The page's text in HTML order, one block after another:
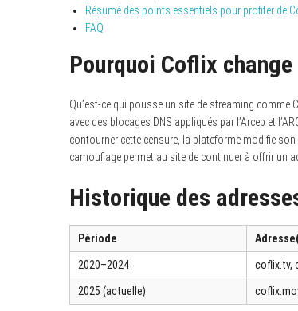
Résumé des points essentiels pour profiter de
FAQ
Pourquoi Coflix
Qu’est-ce qui pousse un site de streaming comme
avec des blocages DNS appliqués par l’Arcep et
contourner cette censure, la plateforme modifie
camouflage permet au site de continuer à offrir un
Historique des
Période
2020–2024 coflix.tv,
2025 (actuelle)